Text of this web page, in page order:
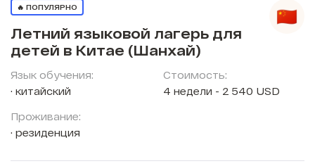
🔥 ПОПУЛЯРНО
Летний языковой лагерь для
детей в Китае (Шанхай)
Язык обучения:
китайский
Проживание:
резиденция
Стоимость:
4 недели - 2 540 USD